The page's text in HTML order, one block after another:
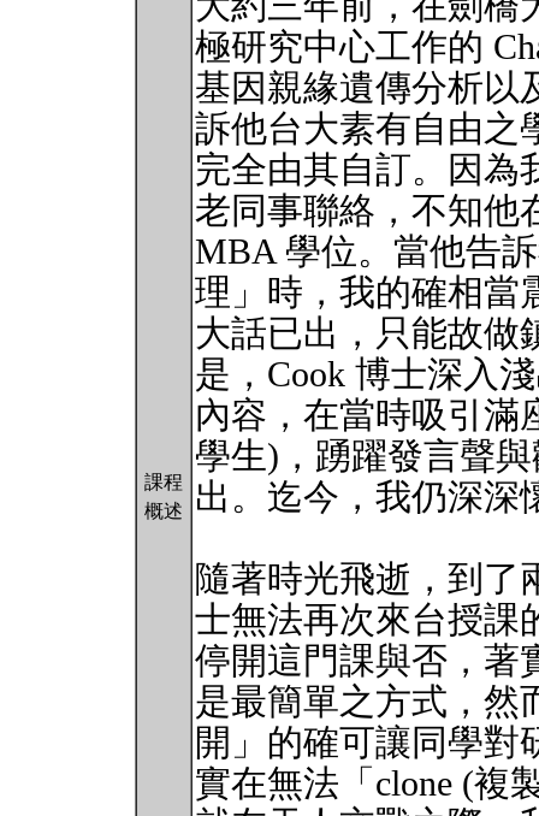
課程
概述
極研究中心工作的
基因親緣遺傳分析以
訴他台大素有自由之
完全由其自訂。因為
老同事聯絡，不知他
MBA 學位。當他告
理」時，我的確相當
大話已出，只能故做
是，Cook 博士深入
內容，在當時吸引滿
學生)，踴躍發言聲
出。迄今，我仍深深
隨著時光飛逝，到了
士無法再次來台授課
停開這門課與否，著
是最簡單之方式，然
開」的確可讓同學對
實在無法「clone (複